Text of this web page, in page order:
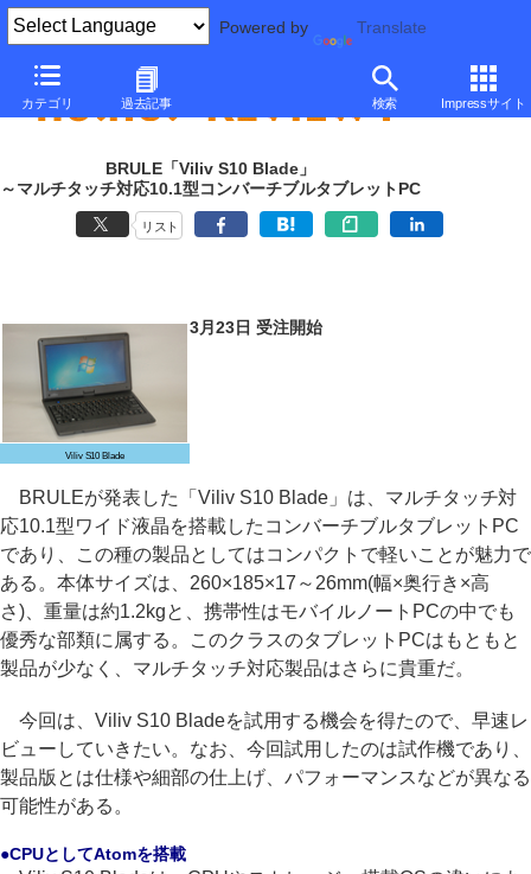
Powered by Translate
カテゴリ 過去記事 検索 Impressサイト
BRULE「Viliv S10 Blade」
～マルチタッチ対応10.1型コンバーチブルタブレットPC
リスト
Viliv S10 Blade
3月23日 受注開始
BRULEが発表した「Viliv S10 Blade」は、マルチタッチ対
応10.1型ワイド液晶を搭載したコンバーチブルタブレットPC
であり、この種の製品としてはコンパクトで軽いことが魅力で
ある。本体サイズは、260×185×17～26mm(幅×奥行き×高
さ)、重量は約1.2kgと、携帯性はモバイルノートPCの中でも
優秀な部類に属する。このクラスのタブレットPCはもともと
製品が少なく、マルチタッチ対応製品はさらに貴重だ。
今回は、Viliv S10 Bladeを試用する機会を得たので、早速レ
ビューしていきたい。なお、今回試用したのは試作機であり、
製品版とは仕様や細部の仕上げ、パフォーマンスなどが異なる
可能性がある。
●CPUとしてAtomを搭載